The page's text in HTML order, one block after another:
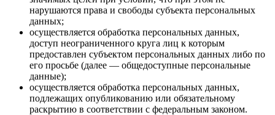
нарушаются права и свободы субъекта персональных
данных;
осуществляется обработка персональных данных,
доступ неограниченного круга лиц к которым
предоставлен субъектом персональных данных либо по
его просьбе (далее — общедоступные персональные
данные);
осуществляется обработка персональных данных,
подлежащих опубликованию или обязательному
раскрытию в соответствии с федеральным законом.